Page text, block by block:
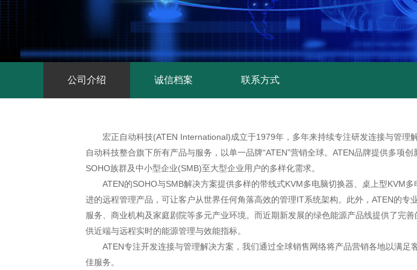
公司介绍 诚信档案 联系方式
宏正自动科技(ATEN International)成立于1979年，多年来持续专注研发连接与管
自动科技整合旗下所有产品与服务，以单一品牌“ATEN”营销全球。ATEN品牌提供多项
SOHO族群及中小型企业(SMB)至大型企业用户的多样化需求。
ATEN的SOHO与SMB解决方案提供多样的带线式KVM多电脑切换器、桌上型KVM
进的远程管理产品，可让客户从世界任何角落高效的管理IT系统架构。此外，ATEN的
服务、商业机构及家庭剧院等多元产业环境。而近期新发展的绿色能源产品线提供了完
供近端与远程实时的能源管理与效能指标。
ATEN专注开发连接与管理解决方案，我们通过全球销售网络将产品营销各地以满
佳服务。